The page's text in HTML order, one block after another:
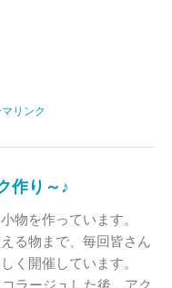
リンク
作り～♪
物を作っています。
る物まで、毎回皆さん
く開催しています。